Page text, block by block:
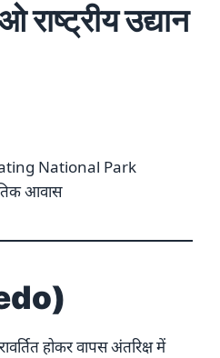
उद्यान
National Park
आवास
होकर वापस अंतरिक्ष में